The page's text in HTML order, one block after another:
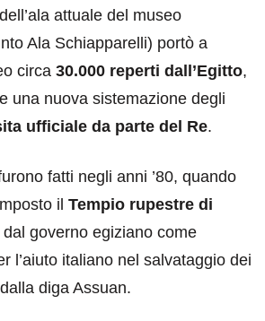
attuale del museo
Ala Schiapparelli) portò a
circa 30.000 reperti dall’Egitto,
una nuova sistemazione degli
ufficiale da parte del Re.
fatti negli anni ’80, quando
il Tempio rupestre di
dal governo egiziano come
l’aiuto italiano nel salvataggio dei
diga Assuan.